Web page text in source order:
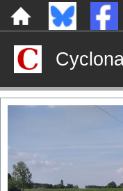
Dépôts sauvages
Le canal de
Rechercher